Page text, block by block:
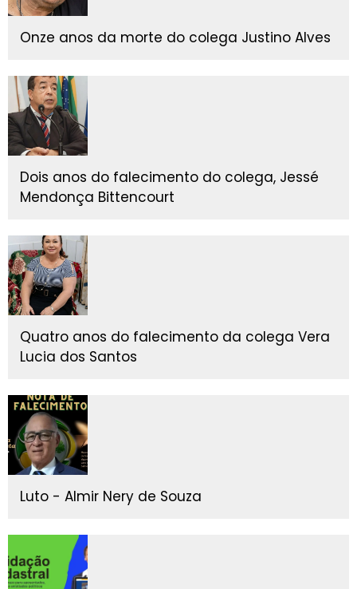
Onze anos da morte do colega Justino Alves
Dois anos do falecimento do colega, Jessé
Mendonça Bittencourt
Quatro anos do falecimento da colega Vera
Lucia dos Santos
Luto - Almir Nery de Souza